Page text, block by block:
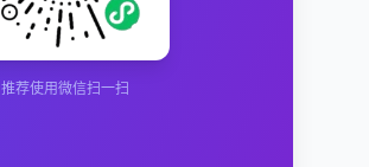
推荐使用微信扫一扫